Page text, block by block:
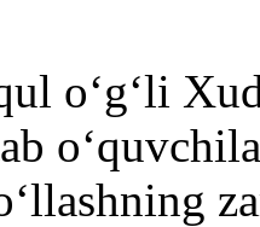
o‘g‘li